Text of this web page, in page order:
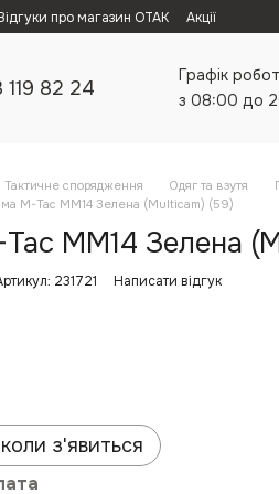
про магазин ОТАК Акції
119 82 24
Графік
з 08:00 до
Тактичне спорядження Одяг та взутя
M-Tac MM14 Зелена (Multicam) (59)
MM14 Зелена
231721 Написати відгук
з'явиться